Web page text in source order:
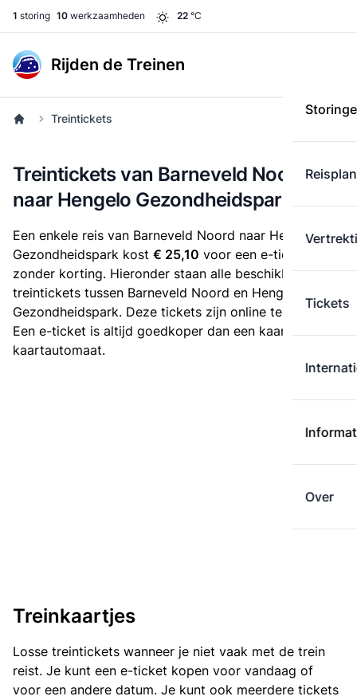
1 storing 10 werkzaamheden 22 °C
Rijden de Treinen
Tickets
Over
Treintickets
Treintickets van Barneveld Noord
naar Hengelo Gezondheidspark
Een enkele reis van Barneveld Noord naar Hengelo
Gezondheidspark kost € 25,10 voor een e-ticket
zonder korting. Hieronder staan alle beschikbare
treintickets tussen Barneveld Noord en Hengelo
Gezondheidspark. Deze tickets zijn online te koop.
Een e-ticket is altijd goedkoper dan een kaartje uit de
kaartautomaat.
Treinkaartjes
Losse treintickets wanneer je niet vaak met de trein
reist. Je kunt een e-ticket kopen voor vandaag of
voor een andere datum. Je kunt ook meerdere tickets